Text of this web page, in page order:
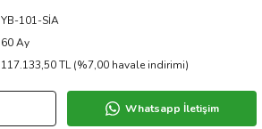
YB-101-SİA
60 Ay
117.133,50 TL (%7,00 havale indirimi)
Whatsapp İletişim